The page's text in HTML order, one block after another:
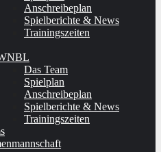
Anschreibeplan
Spielberichte & News
Trainingszeiten
Das Team
Spielplan
Anschreibeplan
Spielberichte & News
Trainingszeiten